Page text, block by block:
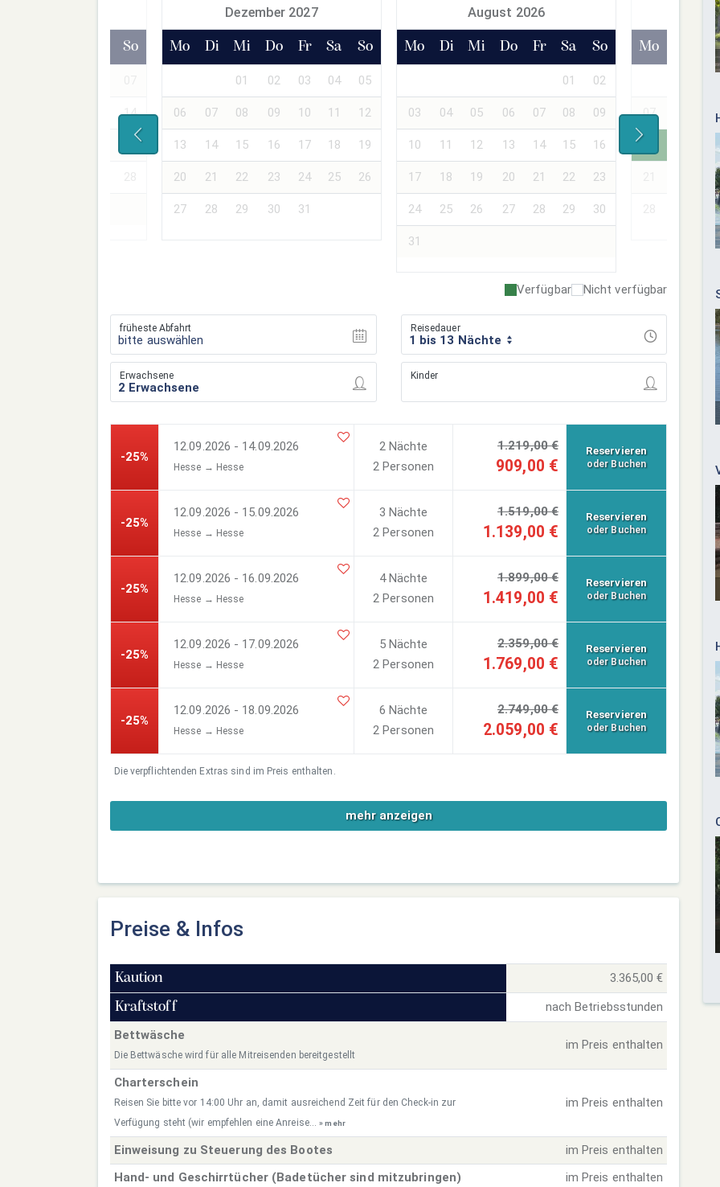
So
14
Dezember 2027
Mo Di Mi Do Fr Sa So
01 02 03 04 05
06 07 08 09 10 11 12
13 14 15 16 17 18 19
20 21 22 23 24 25 26
27 28 29 30 31
August 2026
Mo Di Mi Do Fr Sa So
01 02
03 04 05 06 07 08 09
10 11 12 13 14 15 16
17 18 19 20 21 22 23
24 25 26 27 28 29 30
31
Mo Mi
07 09
16
23
30
Verfügbar Nicht verfügbar
früheste Abfahrt
bitte auswählen
Reisedauer
1 bis 13 Nächte
Erwachsene Kinder
-25%
12.09.2026 - 14.09.2026
Hesse → Hesse
2 Nächte
2 Personen
1.219,00 €
909,00 €
Reservieren
oder Buchen
-25%
12.09.2026 - 15.09.2026
Hesse → Hesse
3 Nächte
2 Personen
1.519,00 €
1.139,00 €
Reservieren
oder Buchen
-25%
12.09.2026 - 16.09.2026
Hesse → Hesse
4 Nächte
2 Personen
1.899,00 €
1.419,00 €
Reservieren
oder Buchen
-25%
12.09.2026 - 17.09.2026
Hesse → Hesse
5 Nächte
2 Personen
2.359,00 €
1.769,00 €
Reservieren
oder Buchen
-25%
12.09.2026 - 18.09.2026
Hesse → Hesse
6 Nächte
2 Personen
2.749,00 €
2.059,00 €
Reservieren
oder Buchen
Die verpflichtenden Extras sind im Preis enthalten.
mehr anzeigen
Preise & Infos
Kaution 3.365,00 €
Kraftstoff
nach Betriebsstunden
Bettwäsche
Die Bettwäsche wird für alle Mitreisenden bereitgestellt
im Preis enthalten
Charterschein
Reisen Sie bitte vor 14:00 Uhr an, damit ausreichend Zeit für den Check-in zur
Verfügung steht (wir empfehlen eine Anreise...» mehr
im Preis enthalten
Einweisung zu Steuerung des Bootes
im Preis enthalten
Hand- und Geschirrtücher (Badetücher sind mitzubringen)
im Preis enthalten